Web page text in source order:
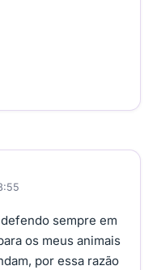
sempre em
os meus animais
por essa razão